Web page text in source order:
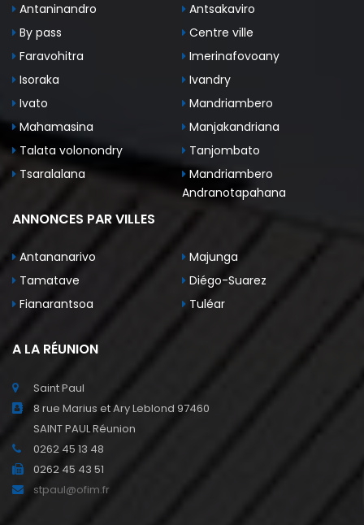
Antaninandro
Antsakaviro
By pass
Centre ville
Faravohitra
Imerinafovoany
Isoraka
Ivandry
Ivato
Mandriambero
Mahamasina
Manjakandriana
Talata volonondry
Tanjombato
Tsaralalana
Mandriambero
Andranotapahana
ANNONCES PAR VILLES
Antananarivo
Majunga
Tamatave
Diégo-Suarez
Fianarantsoa
Tuléar
A LA RÉUNION
Saint Paul
8 rue Marius et Ary Leblond 97460
SAINT PAUL Réunion
0262 45 13 48
0262 45 43 51
stpaul@ofim.fr